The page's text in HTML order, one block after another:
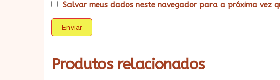
Salvar meus dados neste navegador para a próxima vez
Produtos relacionados